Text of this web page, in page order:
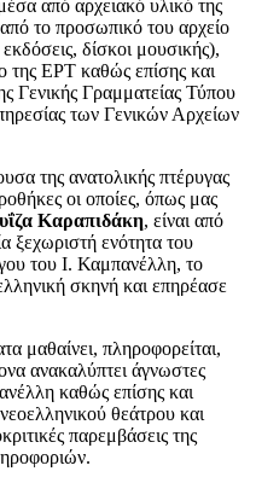
από αρχειακό υλικό της
το προσωπικό του αρχείο
δίσκοι μουσικής),
της ΕΡΤ καθώς επίσης και
Γενικής Γραμματείας Τύπου
των Γενικών Αρχείων
της ανατολικής πτέρυγας
οι οποίες, όπως μας
Καραπιδάκη, είναι από
ξεχωριστή ενότητα του
του Ι. Καμπανέλλη, το
σκηνή και επηρέασε
μαθαίνει, πληροφορείται,
ανακαλύπτει άγνωστες
καθώς επίσης και
θεάτρου και
παρεμβάσεις της